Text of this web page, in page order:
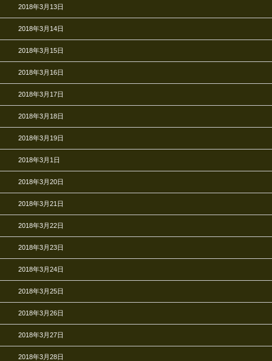
2018年3月13日
2018年3月14日
2018年3月15日
2018年3月16日
2018年3月17日
2018年3月18日
2018年3月19日
2018年3月1日
2018年3月20日
2018年3月21日
2018年3月22日
2018年3月23日
2018年3月24日
2018年3月25日
2018年3月26日
2018年3月27日
2018年3月28日